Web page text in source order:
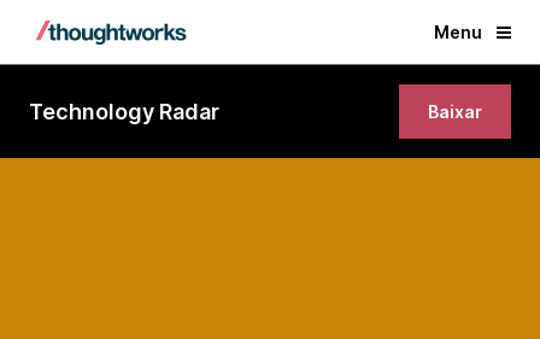
Menu
Technology Radar Baixar